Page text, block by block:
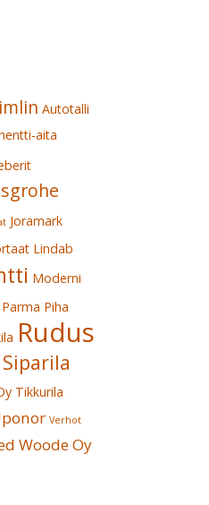
Autotalli
aita
Joramark
Lindab
Moderni
Parma Piha
Rudus
Siparila
Tikkurila
Verhot
Woode Oy